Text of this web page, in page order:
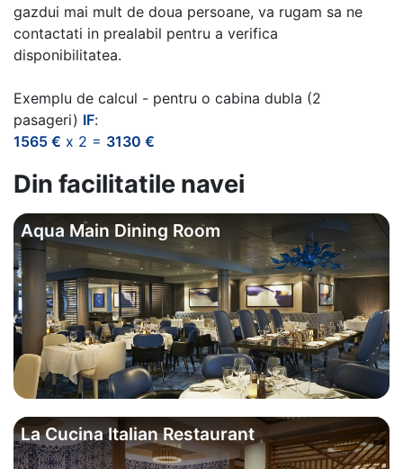
gazdui mai mult de doua persoane, va rugam sa ne
contactati in prealabil pentru a verifica
disponibilitatea.
Exemplu de calcul - pentru o cabina dubla (2
pasageri) IF:
1565 € x 2 = 3130 €
Din facilitatile navei
Aqua Main Dining Room
La Cucina Italian Restaurant